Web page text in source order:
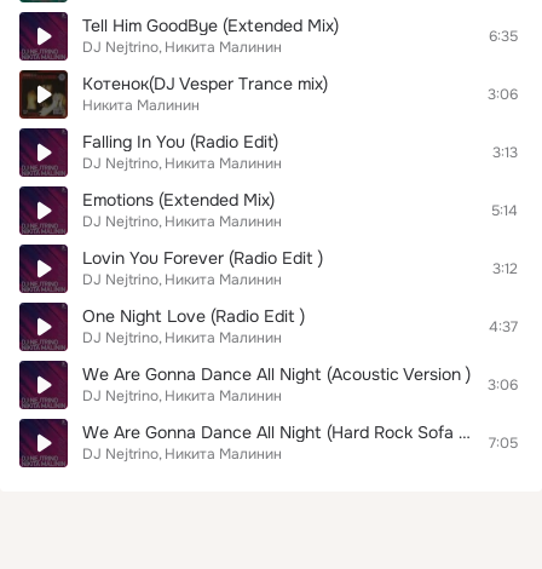
Tell Him GoodBye (Extended Mix)
DJ Nejtrino Никита Малинин
6:35
Котенок(DJ Vesper Trance mix)
Никита Малинин
3:06
Falling In You (Radio Edit)
DJ Nejtrino Никита Малинин
3:13
Emotions (Extended Mix)
DJ Nejtrino Никита Малинин
5:14
Lovin You Forever (Radio Edit )
DJ Nejtrino Никита Малинин
3:12
One Night Love (Radio Edit )
DJ Nejtrino Никита Малинин
4:37
We Are Gonna Dance All Night (Acoustic Version )
DJ Nejtrino Никита Малинин
3:06
We Are Gonna Dance All Night (Hard Rock Sofa Remix)
DJ Nejtrino Никита Малинин
7:05